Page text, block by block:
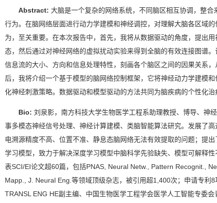
Abstract: 大脑是一个复杂的网络系统，不同脑区相互协调，整合
行为。在脑网络层面进行动力学建模和神经调控，对理解大脑各区域
为，至关重要。在本次报告中，首先，我将从数据驱动的角度，提出
态，然后通过对神经网络的虚拟扰动实验来得到全脑的有效连接图谱
信息流的大小、方向和信息处理特性，刻画各个脑区之间的因果关系
后，我将介绍一个基于模型的脑网络控制框架，它将神经动力学建模
化神经刺激策略。数据驱动和模型驱动的方法共同为脑疾病的个性化
Bio: 刘泉影，南方科技大学生物医学工程系助理教授、博导、神
事多模态神经信号处理、神经计算建模、类脑智能算法研究。发展了
电溯源精度不高、位置不准、静息态脑网络无法有效提取的问题；提
学习模型，致力于解决深度学习模型中脑科学先验缺失、模型可解释
表SCI/EI论文超60篇，包括PNAS, Neural Netw., Pattern Recognit.,
Mapp., J. Neural Eng.等领域顶级杂志，被引用超1,400次；申请专利
TRANSL ENG HE副主编、中国生物医学工程学会医学人工智能专委